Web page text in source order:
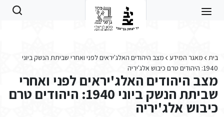
בית מאגר המידע
מצב היהודים האלג'יראים לפני ואחרי שביתת הנשק ביוני
1940: היהודים טרם כיבוש אלג'יריה
מצב היהודים האלג'יראים לפני ואחרי
שביתת הנשק ביוני 1940: היהודים טרם
כיבוש אלג'יריה